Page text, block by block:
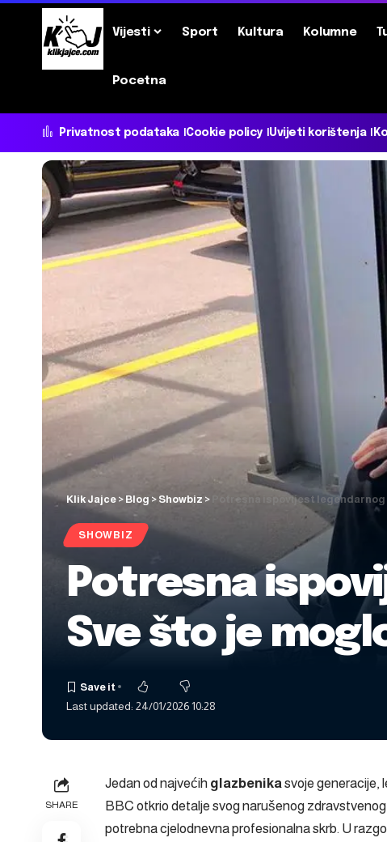
Vijesti Sport Kultura Kolumne
Pocetna
Privatnost podataka Cookie policy Uvijeti korištenja
Klik Jajce > Blog > Showbiz > Potresna ispovijest legendarnog
SHOWBIZ
Potresna
Sve što je
Last updated: 24/01/2026 10:28
SHARE
Jedan od najvećih glazbenikasvoje generacije,
BBC otkrio detalje svog narušenog
potrebna cjelodnevna profesionalna skrb. U